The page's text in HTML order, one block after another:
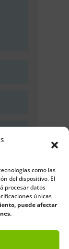
como las
del dispositivo. El
procesar datos
únicas
puede afectar